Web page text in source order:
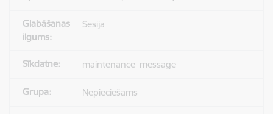
Sesija
maintenance_message
Nepieciešams